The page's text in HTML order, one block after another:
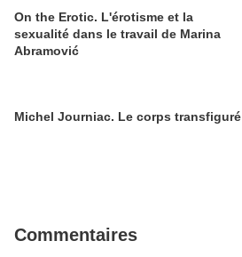
On the Erotic. L'érotisme et la
sexualité dans le travail de Marina
Abramović
Michel Journiac. Le corps transfiguré
Commentaires